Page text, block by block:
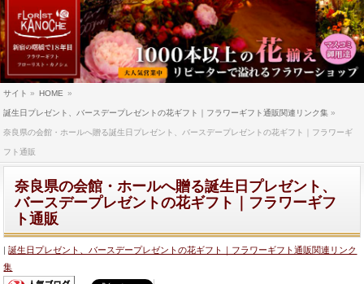
サイト » HOME »
誕生日プレゼント、バースデープレゼントの花ギフト｜フラワーギフト通販関連リンク集 »
奈良県の会館・ホールへ贈る誕生日プレゼント、バースデープレゼントの花ギフト｜フラワーギ
フト通販
奈良県の会館・ホールへ贈る誕生日プレゼント、
バースデープレゼントの花ギフト｜フラワーギフ
ト通販
誕生日プレゼント、バースデープレゼントの花ギフト｜フラワーギフト通販関連リンク
集